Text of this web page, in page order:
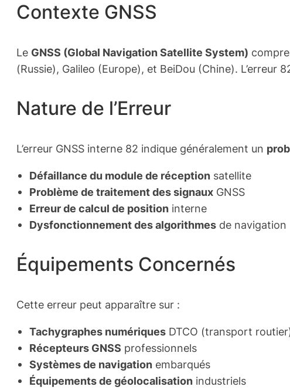
Contexte GNSS
Le GNSS (Global Navigation Satellite System)
(Russie), Galileo (Europe), et BeiDou (Chine).
Nature de l’Erreur
L’erreur GNSS interne 82 indique généralement un
Défaillance du module de réception satellite
Problème de traitement des signaux GNSS
Erreur de calcul de position interne
Dysfonctionnement des algorithmes de navigation
Équipements Concernés
Cette erreur peut apparaître sur :
Tachygraphes numériques DTCO (transport
Récepteurs GNSS professionnels
Systèmes de navigation embarqués
Équipements de géolocalisation industriels